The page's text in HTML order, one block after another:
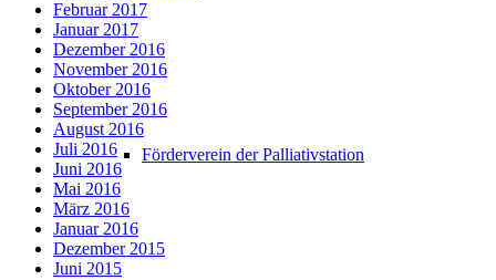
Förderverein der Palliativstation
Februar 2017
Januar 2017
Dezember 2016
November 2016
Oktober 2016
September 2016
August 2016
Juli 2016
Juni 2016
Mai 2016
März 2016
Januar 2016
Dezember 2015
Juni 2015